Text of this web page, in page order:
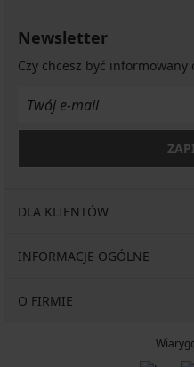
zł
kod
GET20
zł
kod
GET20
Newsletter
Czy chcesz być informowany
DLA KLIENTÓW
INFORMACJE OGÓLNE
O FIRMIE